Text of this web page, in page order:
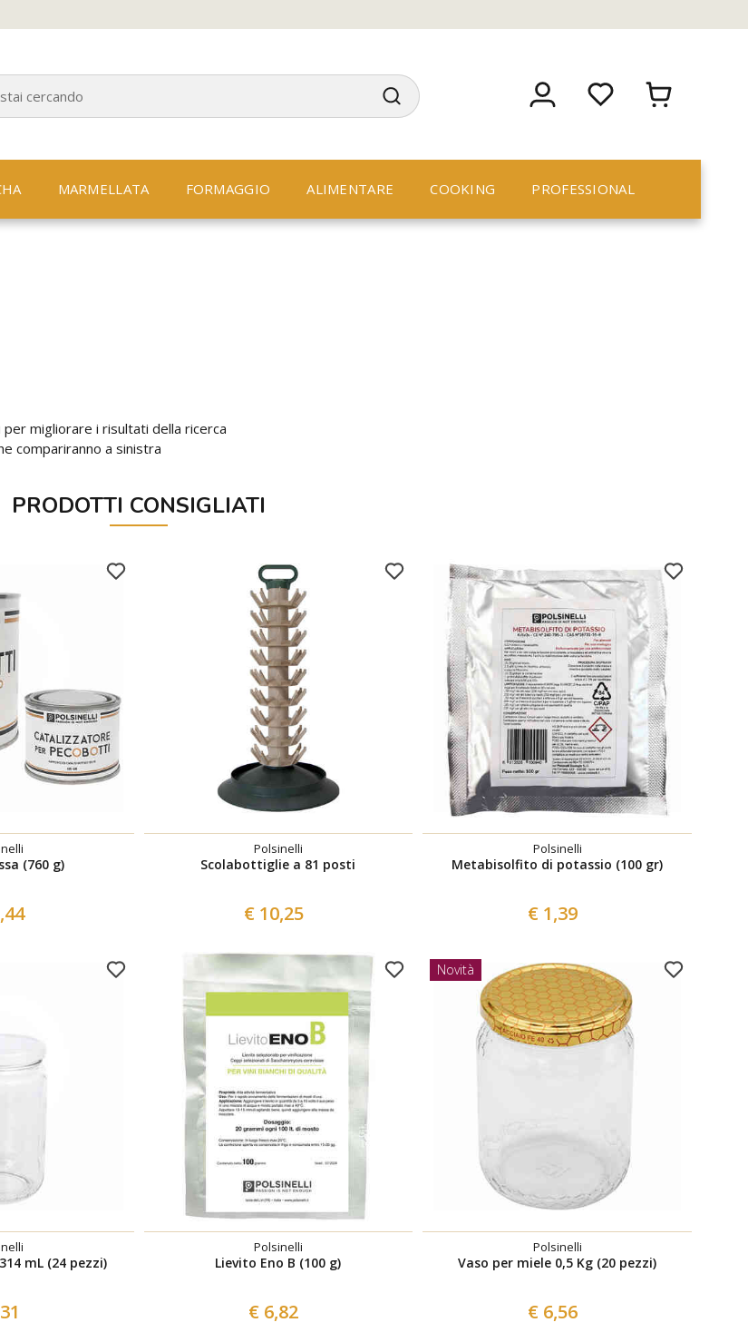
MARMELLATA FORMAGGIO ALIMENTARE COOKING PROFESSIONAL
migliorare i risultati della ricerca
compariranno a sinistra
PRODOTTI CONSIGLIATI
(760 g)
Polsinelli
Scolabottiglie a 81 posti
€ 10,25
Polsinelli
Metabisolfito di potassio (100 gr)
€ 1,39
mL (24 pezzi)
Polsinelli
Lievito Eno B (100 g)
€ 6,82
Novità
Polsinelli
Vaso per miele 0,5 Kg (20 pezzi)
€ 6,56